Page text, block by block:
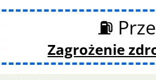
⛽
Zagrożenie